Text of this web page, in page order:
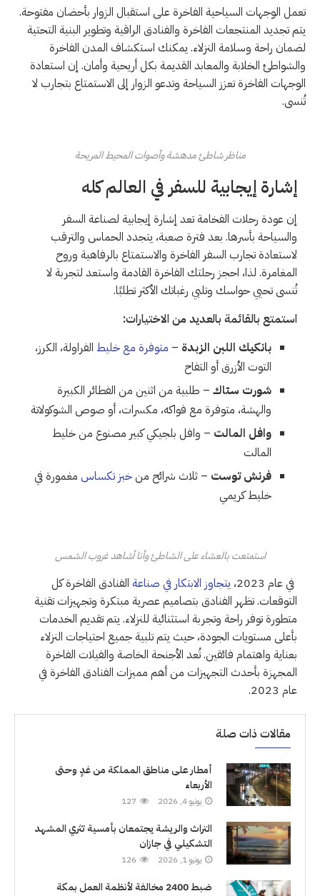
تعمل الوجهات السياحية الفاخرة على استقبال الزوار بأحضان مفتوحة.
يتم تجديد المنتجعات الفاخرة والفنادق الراقية وتطوير البنية التحتية
لضمان راحة وسلامة النزلاء. يمكنك استكشاف المدن الفاخرة
والشواطئ الخلابة والمعابد القديمة بكل أريحية وأمان. إن استعادة
الوجهات الفاخرة تعزز السياحة وتدعو الزوار إلى الاستمتاع بتجارب لا
تُنسى.
مناظر شاطئ مدهشة وأصوات المحيط المريحة
إشارة إيجابية للسفر في العالم كله
إن عودة رحلات الفخامة تعد إشارة إيجابية لصناعة السفر
والسياحة بأسرها. بعد فترة صعبة، يتجدد الحماس والترقب
لاستعادة تجارب السفر الفاخرة والاستمتاع بالرفاهية وروح
المغامرة. لذا، احجز رحلتك الفاخرة القادمة واستعد لتجربة لا
تُنسى تحيي حواسك وتلبي رغباتك الأكثر تطلبًا.
استمتع بالقائمة بالعديد من الاختيارات:
بانكيك اللبن الزبدة – متوفرة مع خليط الفراولة، الكرز،
التوت الأزرق أو التفاح
شورت ستاك – طلبية من اثنين من الفطائر الكبيرة
والهشة، متوفرة مع فواكه، مكسرات، أو صوص الشوكولاتة
وافل المالت – وافل بلجيكي كبير مصنوع من خليط
المالت
فرنش توست – ثلاث شرائح منخبز تكساس مغمورة في
خليط كريمي
استمتعت بالعشاء على الشاطئ وأنا أشاهد غروب الشمس
في عام 2023، يتجاوز الابتكار في صناعة الفنادق الفاخرة كل
التوقعات. تظهر الفنادق بتصاميم عصرية مبتكرة وتجهيزات تقنية
متطورة توفر راحة وتجربة استثنائية للنزلاء. يتم تقديم الخدمات
بأعلى مستويات الجودة، حيث يتم تلبية جميع احتياجات النزلاء
بعناية واهتمام فائقين. تُعد الأجنحة الخاصة والفيلات الفاخرة
المجهزة بأحدث التجهيزات من أهم مميزات الفنادق الفاخرة في
عام 2023.
مقالات ذات صلة
أمطار على مناطق المملكة من غدٍ وحتى
الأربعاء
يونيو 4, 2026 127
التراث والريشة يجتمعان بأمسية تثري المشهد
التشكيلي في جازان
يونيو 1, 2026 126
ضبط 2400 مخالفة لأنظمة العمل بمكة